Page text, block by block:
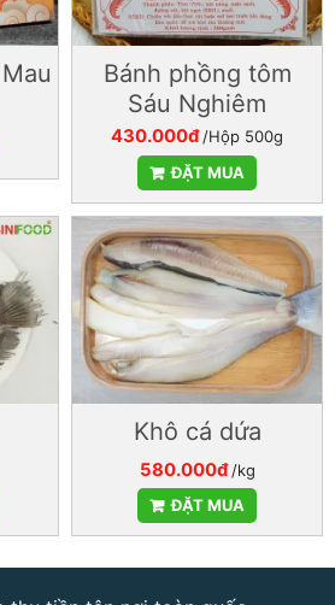
Bánh phồng tôm
Sáu Nghiêm
430.000đ/Hộp 500g
ĐẶT MUA
Khô cá dứa
580.000đ /kg
ĐẶT MUA